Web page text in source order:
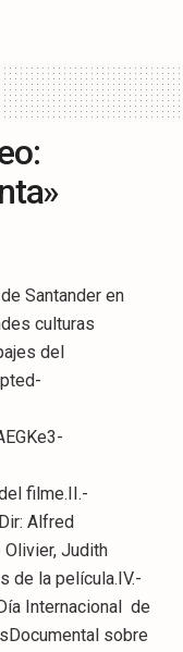
Santander en
culturas
del
filme.II.-
Alfred
Olivier, Judith
de la película.IV.-
Internacional de
sobre